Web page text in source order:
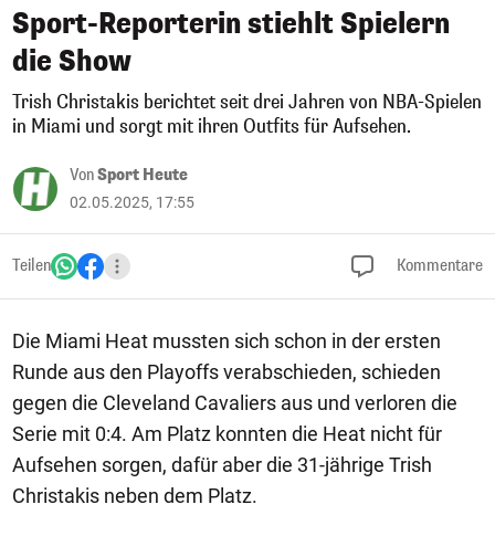
Sport-Reporterin stiehlt Spielern
die Show
Trish Christakis berichtet seit drei Jahren von NBA-Spielen
in Miami und sorgt mit ihren Outfits für Aufsehen.
VonSport Heute
02.05.2025, 17:55
Teilen Kommentare
Die Miami Heat mussten sich schon in der ersten
Runde aus den Playoffs verabschieden, schieden
gegen die Cleveland Cavaliers aus und verloren die
Serie mit 0:4. Am Platz konnten die Heat nicht für
Aufsehen sorgen, dafür aber die 31-jährige Trish
Christakis neben dem Platz.